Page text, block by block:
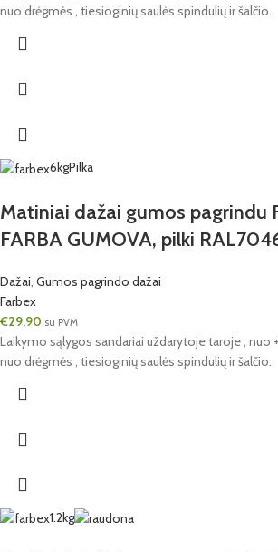
nuo drėgmės , tiesioginių saulės spindulių ir šalčio.
6kgPilka
Matiniai dažai gumos pagrindu
FARBA GUMOVA, pilki
Dažai Gumos pagrindo dažai
Farbex
€29,90 su PVM
Laikymo sąlygos sandariai uždarytoje taroje , nuo
nuo drėgmės , tiesioginių saulės spindulių ir šalčio.
1.2kg